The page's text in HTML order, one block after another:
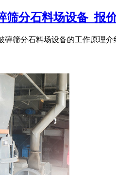
筛分石料场设备_报
碎筛分石料场设备的工作原理